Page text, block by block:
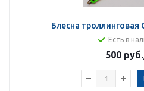
Блесна троллинговая
Есть в
500 руб.